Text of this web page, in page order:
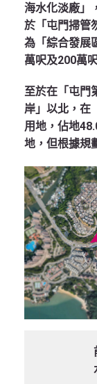
海水化淡廠」
於「屯門掃管
為「綜合發展
萬呎及200萬
至於在「屯門
岸」以北，在
用地，佔地
地，但根據規